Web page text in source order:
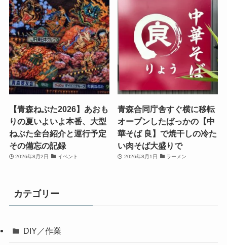
【青森ねぶた2026】あおも
りの夏いよいよ本番、大型
ねぶた全台紹介と運行予定
その備忘の記録
2026年8月2日 イベント
青森合同庁舎すぐ横に移転
オープンしたばっかの【中
華そば 良】で焼干しの冷た
い肉そば大盛りで
2026年8月1日 ラーメン
カテゴリー
DIY／作業